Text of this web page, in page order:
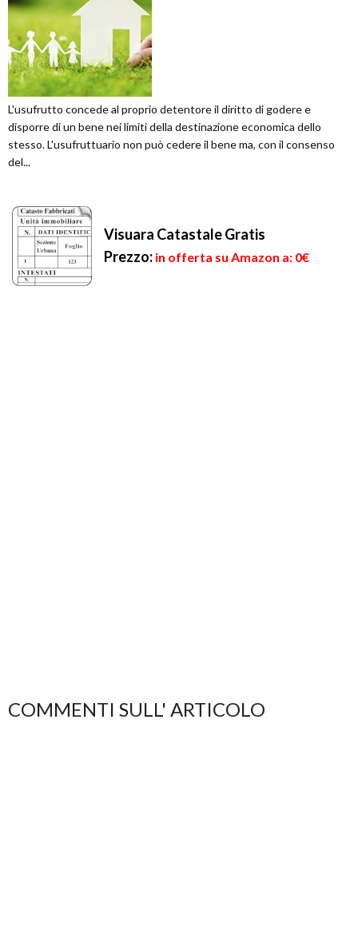
L'usufrutto concede al proprio detentore il diritto di godere e
disporre di un bene nei limiti della destinazione economica dello
stesso. L'usufruttuario non può cedere il bene ma, con il consenso
del...
Visuara Catastale Gratis
Prezzo: in offerta su Amazon a: 0€
COMMENTI SULL' ARTICOLO